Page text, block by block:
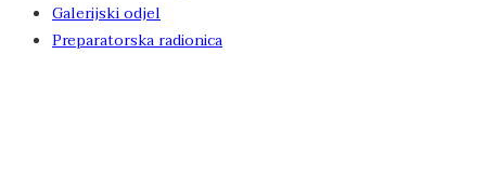
Galerijski odjel
Preparatorska radionica